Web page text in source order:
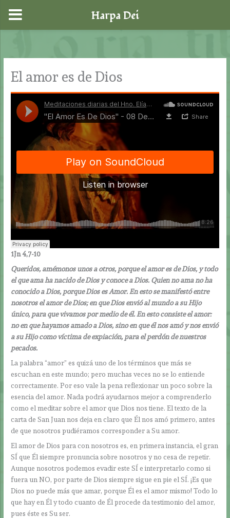
contenido
El amor es de Dios
1Jn 4,7-10
Queridos, amémonos unos a otros, porque el amor es de Dios, y todo
el que ama ha nacido de Dios y conoce a Dios. Quien no ama no ha
conocido a Dios, porque Dios es Amor. En esto se manifestó entre
nosotros el amor de Dios; en que Dios envió al mundo a su Hijo
único, para que vivamos por medio de él. En esto consiste el amor:
no en que hayamos amado a Dios, sino en que él nos amó y nos envió
a su Hijo como víctima de expiación, para el perdón de nuestros
pecados.
La palabra “amor” es quizá uno de los términos que más se
escuchan en este mundo; pero muchas veces no se lo entiende
correctamente. Por eso vale la pena reflexionar un poco sobre la
esencia del amor. Nada podrá ayudarnos mejor a comprenderlo
como el meditar sobre el amor que Dios nos tiene. El texto de la
carta de San Juan nos deja en claro que Él nos amó primero, antes
de que nosotros pudiéramos corresponder a Su amor.
El amor de Dios para con nosotros es, en primera instancia, el gran
SÍ que Él siempre pronuncia sobre nosotros y no cesa de repetir.
Aunque nosotros podemos evadir este SÍ e interpretarlo como si
fuera un NO, por parte de Dios siempre sigue en pie el SÍ. ¡Es que
Dios no puede más que amar, porque Él es el amor mismo! Todo lo
que hay en Él y todo cuanto de Él procede da testimonio del amor,
pues éste es Su ser.
Harpa Dei